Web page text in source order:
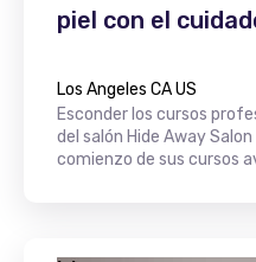
piel con el
Los Angeles CA US
Esconder los cursos
del salón Hide Away
comienzo de sus cursos